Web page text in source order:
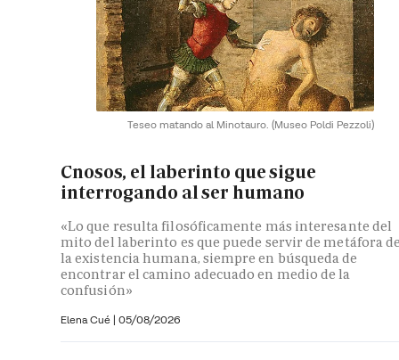
Teseo matando al Minotauro. (Museo Poldi Pezzoli)
Cnosos, el laberinto que sigue
interrogando al ser humano
«Lo que resulta filosóficamente más interesante del
mito del laberinto es que puede servir de metáfora
la existencia humana, siempre en búsqueda de
encontrar el camino adecuado en medio de la
confusión»
Elena Cué | 05/08/2026